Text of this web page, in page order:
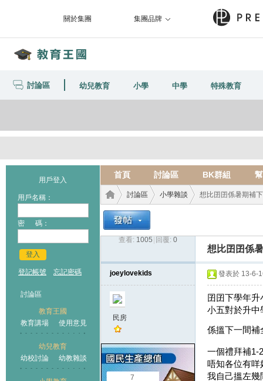
關於集團 集團品牌
討論區 幼兒教育 小學 中學 特殊教育
用戶登入
用戶名稱：
密 碼：
登入
登記帳號 忘記密碼
討論區
教育王國
教育講場
使用意見
幼兒教育
幼校討論
幼教雜談
首頁 討論區 BK群組
王國
討論區
›
小學雜談 想比囝囝係暑期補
查看: 1005 回覆: 0
想比囝囝係
joeylovekids
民房
7
發表於 13-6-
囝囝下學年升
小五對於升中
係搵下一間補
一個禮拜補1-
唔知各位有咩
我自己搵左幾